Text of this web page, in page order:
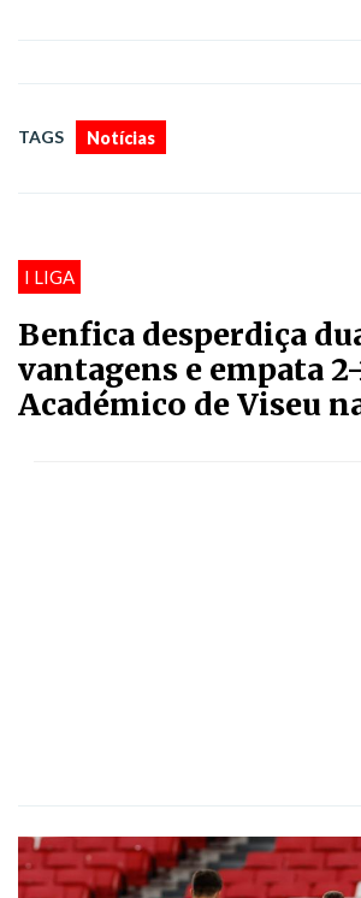
TAGS Notícias
I LIGA
Benfica desperdiça
vantagens e empata
Académico de Viseu